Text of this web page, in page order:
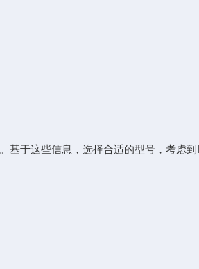
于这些信息，选择合适的型号，考虑